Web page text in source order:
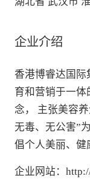
企业介绍
香港博睿达国际
育和营销于一
念， 主张美容
无毒、无公害”
倡个人美丽、健
企业网站：